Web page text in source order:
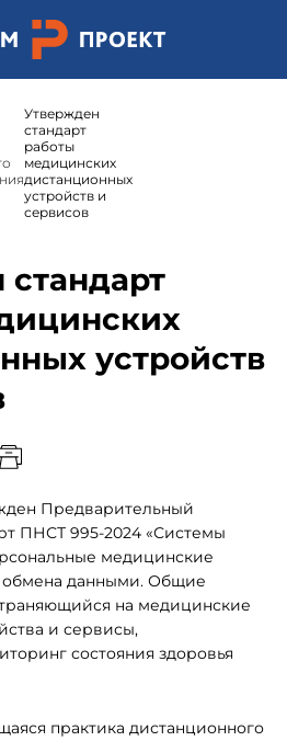
Утвержден
стандарт
работы
медицинских
дистанционных
устройств и
сервисов
устройств
Предварительный
ПНСТ 995-2024 «Системы
медицинские
данными. Общие
на медицинские
и сервисы,
состояния здоровья
практика дистанционного